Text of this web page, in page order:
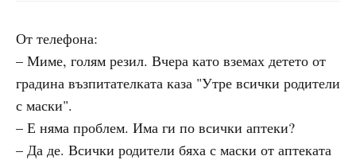
От телефона:
– Миме, голям резил. Вчера като вземах детето от
градина възпитателката каза "Утре всички родители
с маски".
– Е няма проблем. Има ги по всички аптеки?
– Да де. Всички родители бяха с маски от аптеката